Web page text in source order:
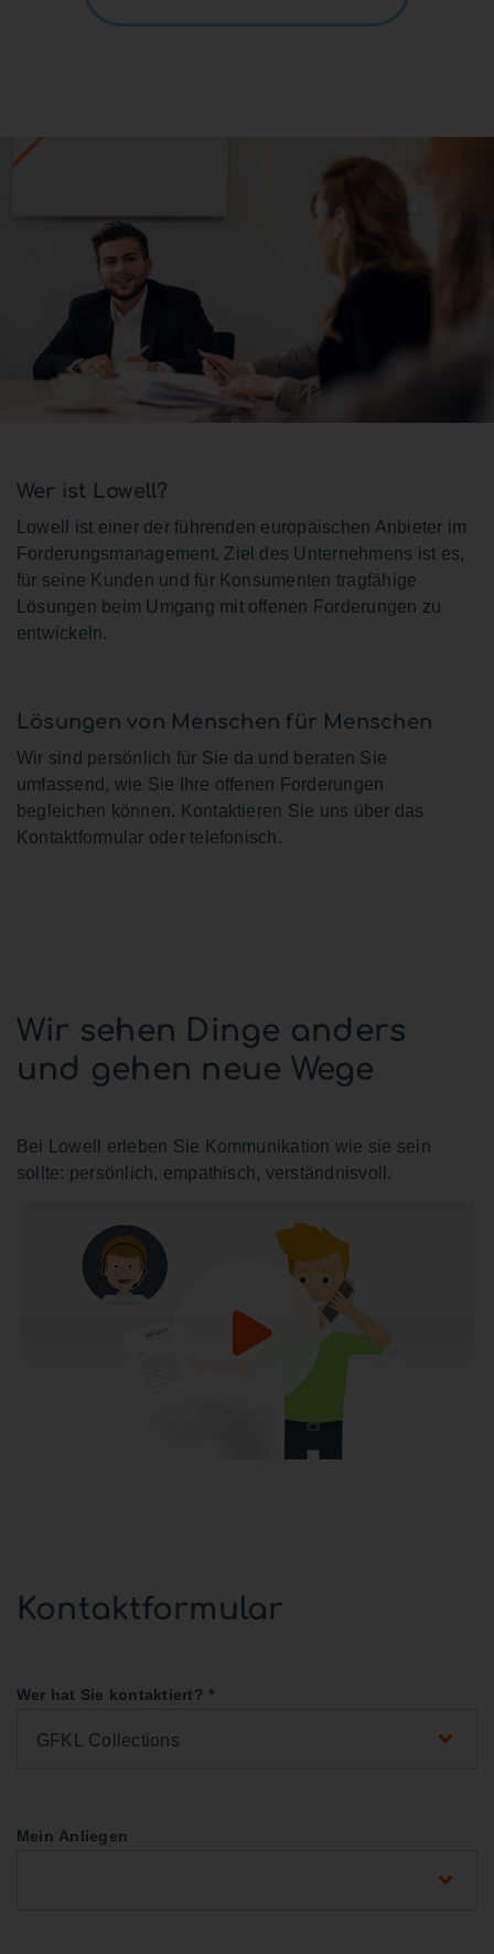
Wer ist Lowell?
Lowell ist einer der führenden europäischen Anbieter im
Forderungsmanagement. Ziel des Unternehmens ist es,
für seine Kunden und für Konsumenten tragfähige
Lösungen beim Umgang mit offenen Forderungen zu
entwickeln.
Lösungen von Menschen für Menschen
Wir sind persönlich für Sie da und beraten Sie
umfassend, wie Sie Ihre offenen Forderungen
begleichen können. Kontaktieren Sie uns über das
Kontaktformular oder telefonisch.
Wir sehen Dinge anders
und gehen neue Wege
Bei Lowell erleben Sie Kommunikation wie sie sein
sollte: persönlich, empathisch, verständnisvoll.
Kontaktformular
Wer hat Sie kontaktiert? *
GFKL Collections
Mein Anliegen